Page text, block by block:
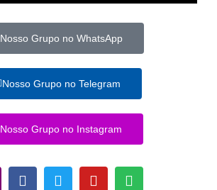
Nosso Grupo no WhatsApp
Nosso Grupo no Telegram
Nosso Grupo no Instagram